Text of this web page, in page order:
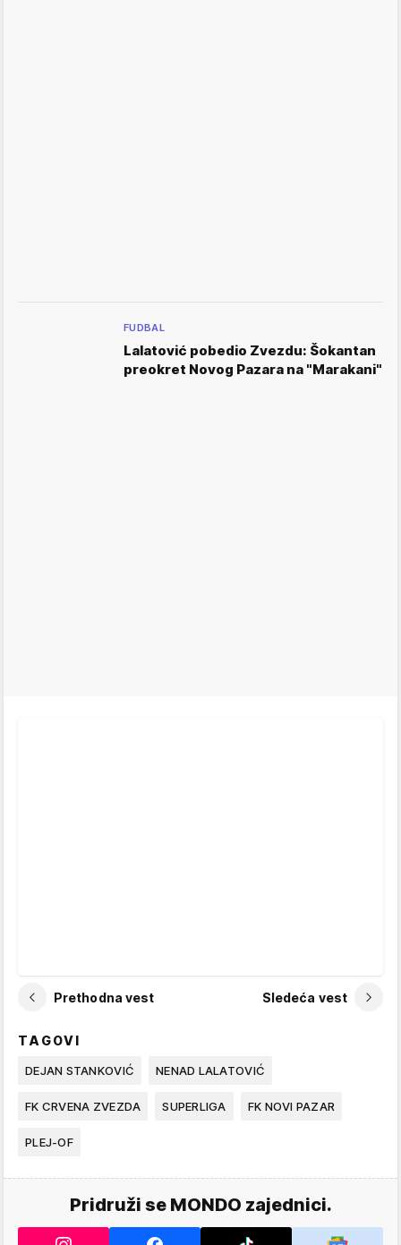
FUDBAL
Lalatović pobedio Zvezdu: Šokantan
preokret Novog Pazara na "Marakani"
Prethodna vest Sledeća vest
TAGOVI
DEJAN STANKOVIĆ NENAD LALATOVIĆ
FK CRVENA ZVEZDA SUPERLIGA FK NOVI PAZAR
PLEJ-OF
Pridruži se MONDO zajednici.